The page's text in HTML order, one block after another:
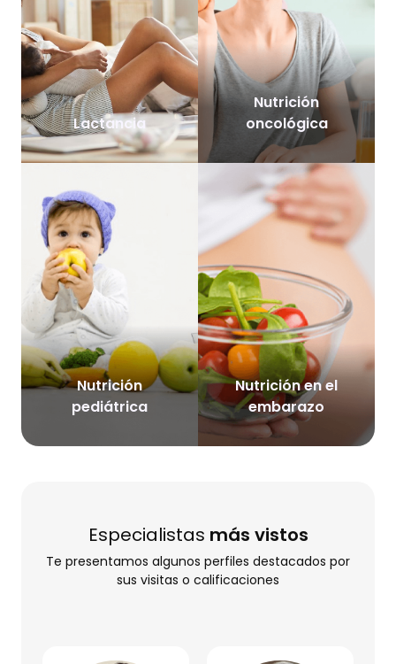
Lactancia
Nutrición
oncológica
Nutrición
pediátrica
Nutrición en el
embarazo
Especialistas más vistos
Te presentamos algunos perfiles destacados por
sus visitas o calificaciones